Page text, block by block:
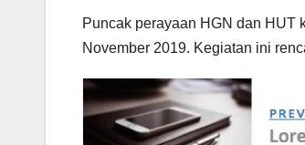
Puncak perayaan HGN dan HUT
November 2019. Kegiatan ini